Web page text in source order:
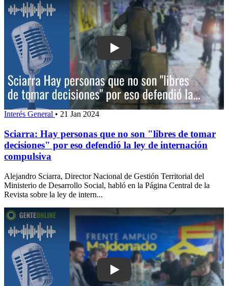
Play: Sciarra: Hay personas que no
Interés General • 21 Jan 2024
Sciarra: Hay personas que no son "libres de tomar
decisiones" por eso defendió la ley de internación
compulsiva
Alejandro Sciarra, Director Nacional de Gestión Territorial del
Ministerio de Desarrollo Social, habló en la Página Central de la
Revista sobre la ley de intern...
Play: Abella invitó al Frente Amplio a